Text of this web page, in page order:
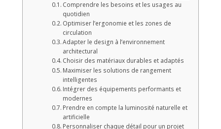
Comprendre les besoins et les usages au
quotidien
Optimiser l’ergonomie et les zones de
circulation
Adapter le design à l’environnement
architectural
Choisir des matériaux durables et adaptés
Maximiser les solutions de rangement
intelligentes
Intégrer des équipements performants et
modernes
Prendre en compte la luminosité naturelle et
artificielle
Personnaliser chaque détail pour un projet